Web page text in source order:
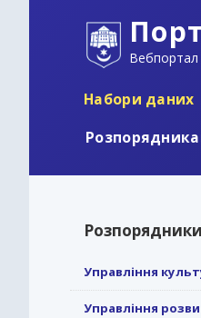
Вебпортал
Набори даних
Розпорядники
Управління
Управління